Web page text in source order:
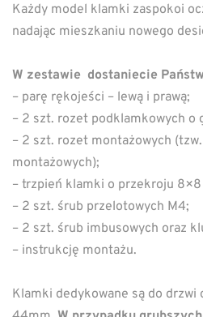
Każdy model klamki zaspokoi
nadając mieszkaniu nowego
W zestawie dostaniecie
– parę rękojeści – lewą i prawą;
– 2 szt. rozet podklamkowych o
– 2 szt. rozet montażowych
montażowych);
– trzpień klamki o przekroju
– 2 szt. śrub przelotowych M4;
– 2 szt. śrub imbusowych oraz
– instrukcję montażu.
Klamki dedykowane są do